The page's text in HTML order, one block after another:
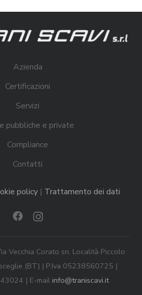
Azienda
Certificazioni
Servizi
pubbliche e private
Compliance
Contatti
policy| Trattamento dei dati
Vecchia Corato sn, Località Piccolo
(BT) | P.Iva 05238560725 |
| E-mail info@traniscavi.it